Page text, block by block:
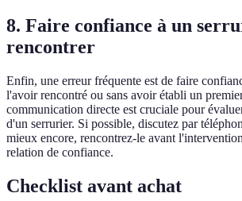
8. Faire confiance à un
rencontrer
Enfin, une erreur fréquente est de faire
l'avoir rencontré ou sans avoir établi un
communication directe est cruciale pour
d'un serrurier. Si possible, discutez par
mieux encore, rencontrez-le avant
relation de confiance.
Checklist avant achat